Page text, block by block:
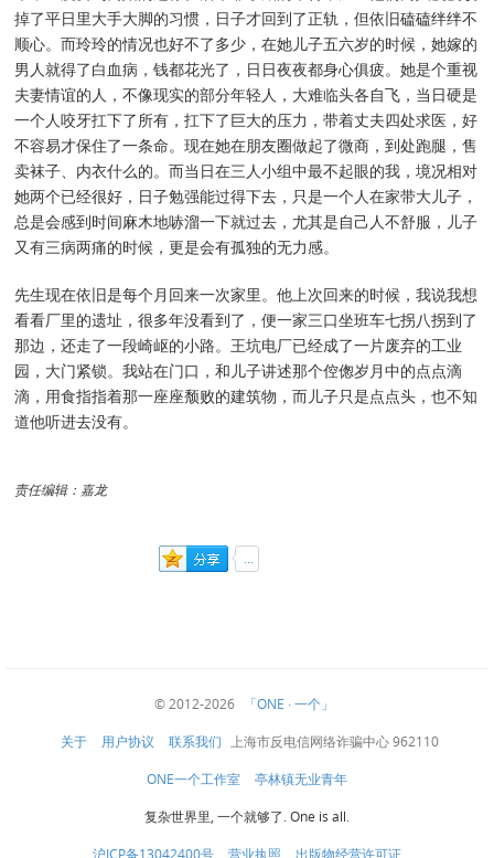
掉了平日里大手大脚的习惯，日子才回到了正轨，但依旧磕磕绊绊不
顺心。而玲玲的情况也好不了多少，在她儿子五六岁的时候，她嫁的
男人就得了白血病，钱都花光了，日日夜夜都身心俱疲。她是个重视
夫妻情谊的人，不像现实的部分年轻人，大难临头各自飞，当日硬是
一个人咬牙扛下了所有，扛下了巨大的压力，带着丈夫四处求医，好
不容易才保住了一条命。现在她在朋友圈做起了微商，到处跑腿，售
卖袜子、内衣什么的。而当日在三人小组中最不起眼的我，境况相对
她两个已经很好，日子勉强能过得下去，只是一个人在家带大儿子，
总是会感到时间麻木地哧溜一下就过去，尤其是自己人不舒服，儿子
又有三病两痛的时候，更是会有孤独的无力感。
先生现在依旧是每个月回来一次家里。他上次回来的时候，我说我想
看看厂里的遗址，很多年没看到了，便一家三口坐班车七拐八拐到了
那边，还走了一段崎岖的小路。王坑电厂已经成了一片废弃的工业
园，大门紧锁。我站在门口，和儿子讲述那个倥偬岁月中的点点滴
滴，用食指指着那一座座颓败的建筑物，而儿子只是点点头，也不知
道他听进去没有。
责任编辑：嘉龙
© 2012-2026 「ONE · 一个」
关于 用户协议 联系我们 上海市反电信网络诈骗中心 962110
ONE一个工作室 亭林镇无业青年
复杂世界里, 一个就够了. One is all.
沪ICP备13042400号 营业执照 出版物经营许可证